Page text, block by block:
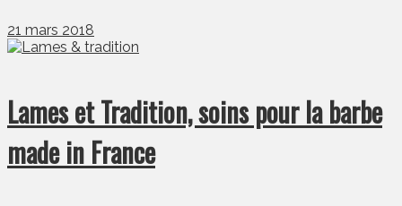
21 mars 2018
Lames et Tradition, soins pour la barbe
made in France